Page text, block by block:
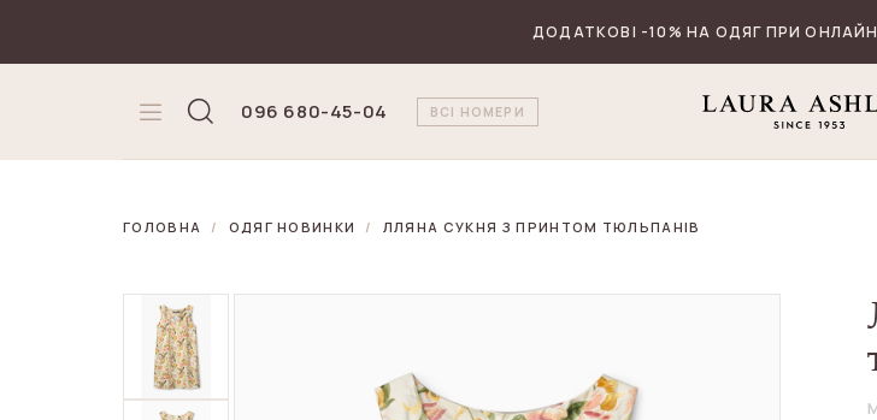
ДОДАТКОВІ -10% НА ОДЯГ ПРИ
096 680-45-04 ВСІ НОМЕРИ
ГОЛОВНА ОДЯГ НОВИНКИ ЛЛЯНА СУКНЯ З ПРИНТОМ ТЮЛЬПАНІВ